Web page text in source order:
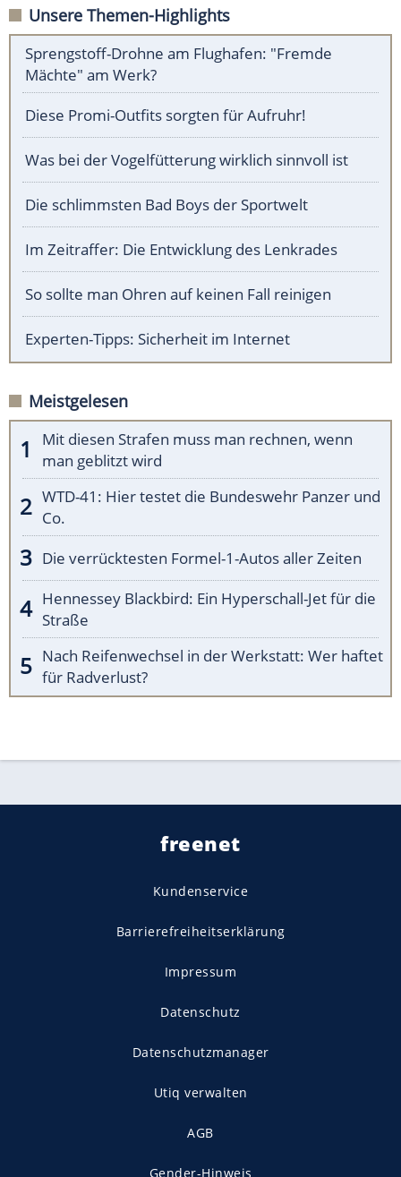
Unsere Themen-Highlights
Sprengstoff-Drohne am Flughafen: "Fremde
Mächte" am Werk?
Diese Promi-Outfits sorgten für Aufruhr!
Was bei der Vogelfütterung wirklich sinnvoll ist
Die schlimmsten Bad Boys der Sportwelt
Im Zeitraffer: Die Entwicklung des Lenkrades
So sollte man Ohren auf keinen Fall reinigen
Experten-Tipps: Sicherheit im Internet
Meistgelesen
Mit diesen Strafen muss man rechnen, wenn
man geblitzt wird
WTD-41: Hier testet die Bundeswehr Panzer und
Co.
Die verrücktesten Formel-1-Autos aller Zeiten
Hennessey Blackbird: Ein Hyperschall-Jet für die
Straße
Nach Reifenwechsel in der Werkstatt: Wer haftet
für Radverlust?
freenet
Kundenservice
Barrierefreiheitserklärung
Impressum
Datenschutz
Datenschutzmanager
Utiq verwalten
AGB
Gender-Hinweis